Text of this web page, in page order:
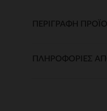
ΠΕΡΙΓΡΑΦΉ
ΠΛΗΡΟΦΟΡΊΕΣ